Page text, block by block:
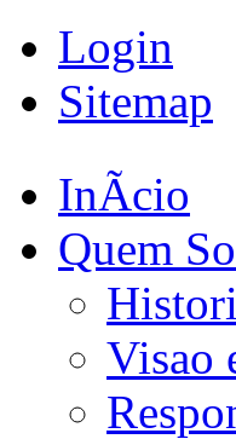
Login
Sitemap
InÃ­cio
Quem
Visao